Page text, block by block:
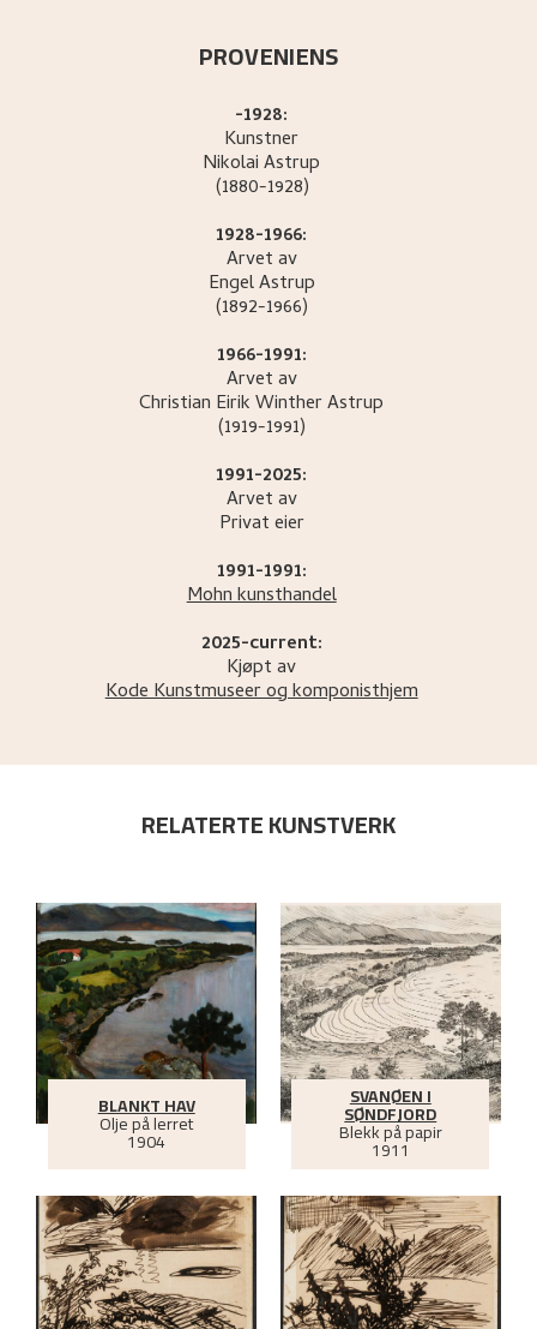
PROVENIENS
-1928:
Kunstner
NikolaiAstrup
(1880-1928)
1928-1966:
Arvet av
EngelAstrup
(1892-1966)
1966-1991:
Arvet av
Christian Eirik WintherAstrup
(1919-1991)
1991-2025:
Arvet av
Privat eier
1991-1991:
Mohn kunsthandel
2025-current:
Kjøpt av
Kode Kunstmuseer og komponisthjem
RELATERTE KUNSTVERK
BLANKT HAV
Olje på lerret
1904
SVANØEN I
SØNDFJORD
Blekk på papir
1911